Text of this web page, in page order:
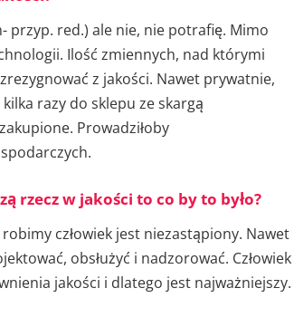
przyp. red.) ale nie, nie potrafię. Mimo
Ilość zmiennych, nad którymi
z jakości. Nawet prywatnie,
razy do sklepu ze skargą
Prowadziłoby
rzecz w jakości to co by to było?
człowiek jest niezastąpiony. Nawet
obsłużyć i nadzorować. Człowiek
jakości i dlatego jest najważniejszy.